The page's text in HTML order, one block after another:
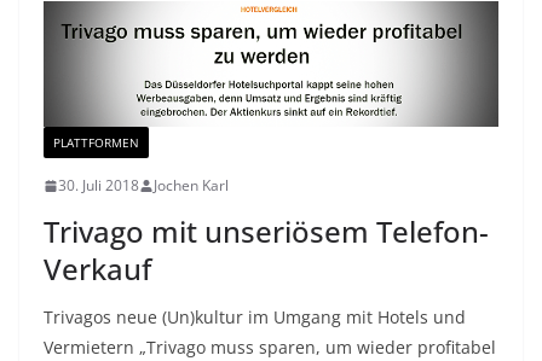
PLATTFORMEN
30. Juli 2018 Jochen Karl
Trivago mit unseriösem Telefon-
Verkauf
Trivagos neue (Un)kultur im Umgang mit Hotels und
Vermietern „Trivago muss sparen, um wieder profitabel